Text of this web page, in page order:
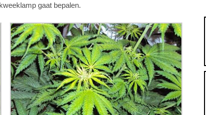
gaat bepalen.